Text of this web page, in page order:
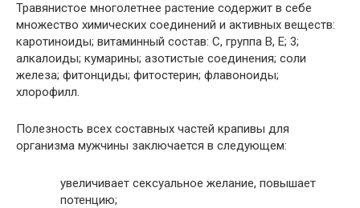
Травянистое многолетнее растение содержит в себе
множество химических соединений и активных веществ:
каротиноиды; витаминный состав: С, группа В, Е; 3;
алкалоиды; кумарины; азотистые соединения; соли
железа; фитонциды; фитостерин; флавоноиды;
хлорофилл.
Полезность всех составных частей крапивы для
организма мужчины заключается в следующем:
увеличивает сексуальное желание, повышает
потенцию;